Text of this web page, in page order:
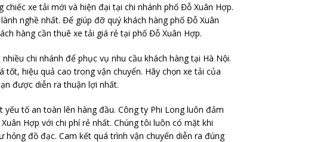
xe tải mới và hiện đại tại chi nhánh phố Đỗ Xuân Hợp.
nghề nhất. Để giúp đỡ quý khách hàng phố Đỗ Xuân
hàng cần thuê xe tải giá rẻ tại phố Đỗ Xuân Hợp.
chi nhánh để phục vụ nhu cầu khách hàng tại Hà Nội.
hiệu quả cao trong vận chuyển. Hãy chọn xe tải của
được diễn ra thuận lợi nhất.
tố an toàn lên hàng đầu. Công ty Phi Long luôn đảm
Hợp với chi phí rẻ nhất. Chúng tôi luôn có mặt khi
đồ đạc. Cam kết quá trình vận chuyển diễn ra đúng